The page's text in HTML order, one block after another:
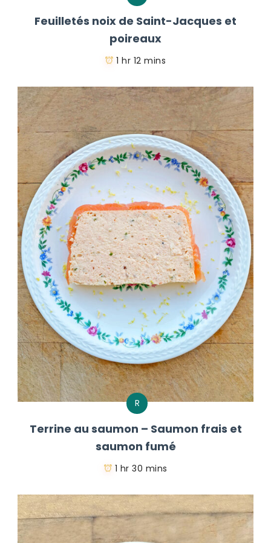
Feuilletés noix de Saint-Jacques et
poireaux
1 hr 12 mins
R
Terrine au saumon – Saumon frais et
saumon fumé
1 hr 30 mins